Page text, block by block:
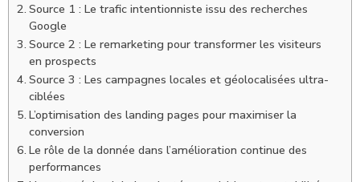
Source 1 : Le trafic intentionniste issu des recherches
Google
Source 2 : Le remarketing pour transformer les visiteurs
en prospects
Source 3 : Les campagnes locales et géolocalisées ultra-
ciblées
L’optimisation des landing pages pour maximiser la
conversion
Le rôle de la donnée dans l’amélioration continue des
performances